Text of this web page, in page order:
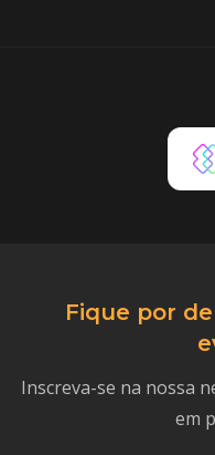
Fique por
Inscreva-se na nossa
em